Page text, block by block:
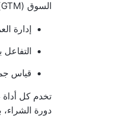
السوق (GTM) بكل ما يحتاجون إليه من أجل:
إدارة
التفاعل
قياس
تخدم كل
دورة الشراء،